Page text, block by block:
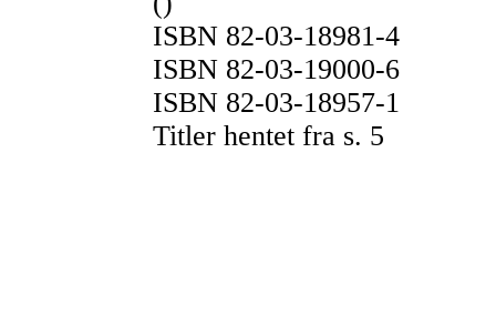
ISBN 82-03-18981-4
ISBN 82-03-19000-6
ISBN 82-03-18957-1
Titler hentet fra s. 5